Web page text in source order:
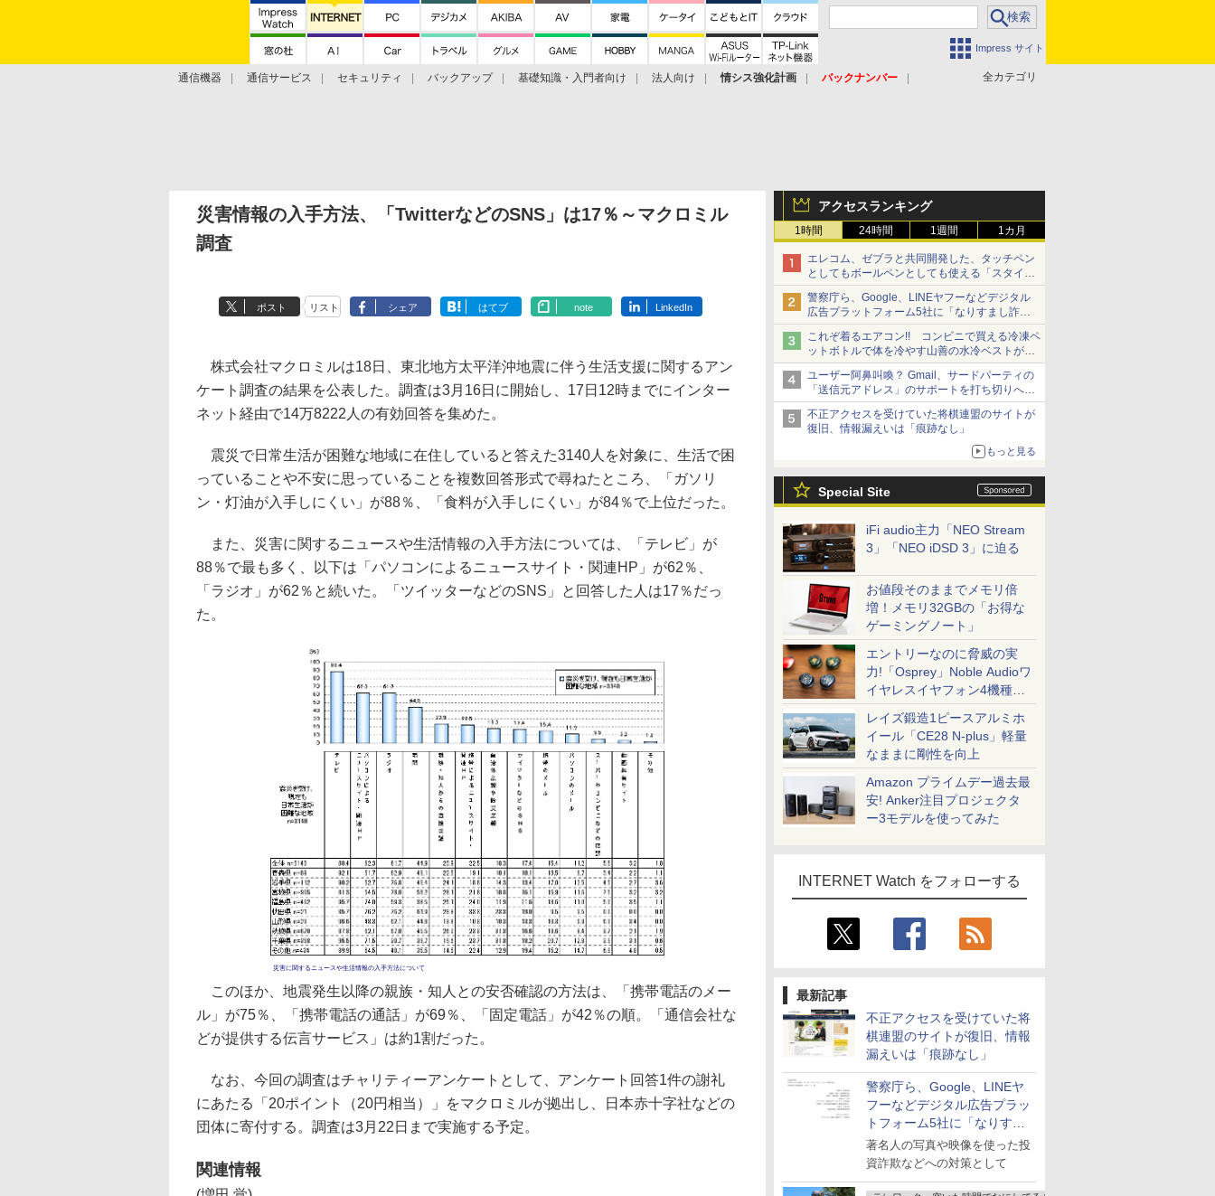
Impress サイト
全カテゴリ
通信機器 通信サービス セキュリティ バックアップ 基礎知識・入門者向け 法人向け 情シス強化計画
バックナンバー
アクセスランキング
1時間 24時間 1週間 1カ月
エレコム、ゼブラと共同開発した、タッチペン
としてもボールペンとしても使える「スタイラ
スツーウェイ」発売 iPadにも紙にも、持ち替
えずに書き込める
警察庁ら、Google、LINEヤフーなどデジタル
広告プラットフォーム5社に「なりすまし詐欺
広告」対策強化を要請 著名人の写真や映像を
使った投資詐欺などへの対策として
これぞ着るエアコン!! コンビニで買える冷凍ペ
ットボトルで体を冷やす山善の水冷ベストがロ
ードバイクにちょうどいい【ぼっち・ざ・ろー
ど！その14】【空いた時間でなにしてる？】
ユーザー阿鼻叫喚？ Gmail、サードパーティの
「送信元アドレス」のサポートを打ち切りへ
【やじうまWatch】
不正アクセスを受けていた将棋連盟のサイトが
復旧、情報漏えいは「痕跡なし」
もっと見る
Special Site
iFi audio主力「NEO Stream
3」「NEO iDSD 3」に迫る
お値段そのままでメモリ倍
増！メモリ32GBの「お得な
ゲーミングノート」
エントリーなのに脅威の実
力!「Osprey」Noble Audioワ
イヤレスイヤフォン4機種を
一気に聴く
レイズ鍛造1ピースアルミホ
イール「CE28 N-plus」軽量
なままに剛性を向上
Amazon プライムデー過去最
安! Anker注目プロジェクタ
ー3モデルを使ってみた
INTERNET Watch をフォローする
最新記事
不正アクセスを受けていた将
棋連盟のサイトが復旧、情報
漏えいは「痕跡なし」
警察庁ら、Google、LINEヤ
フーなどデジタル広告プラッ
トフォーム5社に「なりすま
し詐欺広告」対策強化を要請
著名人の写真や映像を使った投
資詐欺などへの対策として
災害情報の入手方法、「TwitterなどのSNS」は17％～マクロミル
調査
ポスト リスト シェア はてブ note LinkedIn
株式会社マクロミルは18日、東北地方太平洋沖地震に伴う生活支援に関するアン
ケート調査の結果を公表した。調査は3月16日に開始し、17日12時までにインター
ネット経由で14万8222人の有効回答を集めた。
震災で日常生活が困難な地域に在住していると答えた3140人を対象に、生活で困
っていることや不安に思っていることを複数回答形式で尋ねたところ、「ガソリ
ン・灯油が入手しにくい」が88％、「食料が入手しにくい」が84％で上位だった。
また、災害に関するニュースや生活情報の入手方法については、「テレビ」が
88％で最も多く、以下は「パソコンによるニュースサイト・関連HP」が62％、
「ラジオ」が62％と続いた。「ツイッターなどのSNS」と回答した人は17％だっ
た。
災害に関するニュースや生活情報の入手方法について
このほか、地震発生以降の親族・知人との安否確認の方法は、「携帯電話のメー
ル」が75％、「携帯電話の通話」が69％、「固定電話」が42％の順。「通信会社な
どが提供する伝言サービス」は約1割だった。
なお、今回の調査はチャリティーアンケートとして、アンケート回答1件の謝礼
にあたる「20ポイント（20円相当）」をマクロミルが拠出し、日本赤十字社などの
団体に寄付する。調査は3月22日まで実施する予定。
関連情報